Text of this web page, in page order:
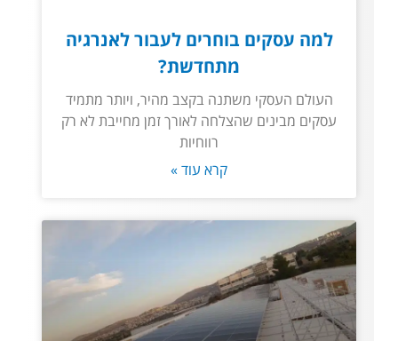
למה עסקים בוחרים לעבור לאנרגיה
מתחדשת?
העולם העסקי משתנה בקצב מהיר, ויותר מתמיד
עסקים מבינים שהצלחה לאורך זמן מחייבת לא רק
רווחיות
קרא עוד »